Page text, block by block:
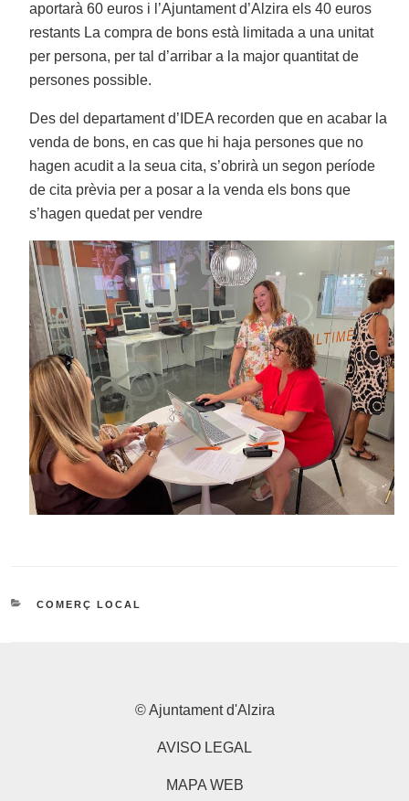
aportarà 60 euros i l’Ajuntament d’Alzira els 40 euros
restants La compra de bons està limitada a una unitat
per persona, per tal d’arribar a la major quantitat de
persones possible.
Des del departament d’IDEA recorden que en acabar la
venda de bons, en cas que hi haja persones que no
hagen acudit a la seua cita, s’obrirà un segon període
de cita prèvia per a posar a la venda els bons que
s’hagen quedat per vendre
CATEGORIES
COMERÇ LOCAL
© Ajuntament d'Alzira
AVISO LEGAL
MAPA WEB